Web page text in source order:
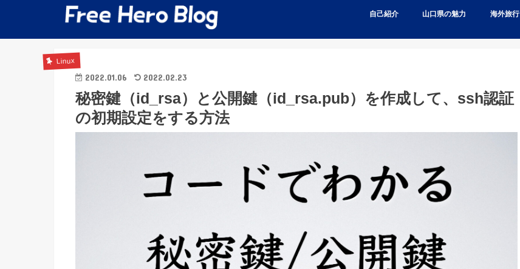
自己紹介 山口県の魅力 海外旅行
Linux
2022.01.06 2022.02.23
秘密鍵（id_rsa）と公開鍵（id_rsa.pub）を作成して、ssh認証
の初期設定をする方法